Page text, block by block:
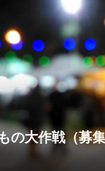
の大作戦（募